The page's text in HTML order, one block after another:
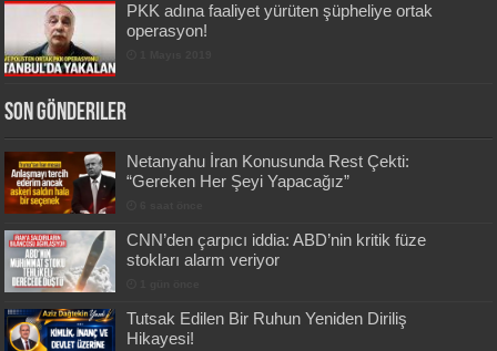
PKK adına faaliyet yürüten şüpheliye ortak
operasyon!
Son Gönderiler
Netanyahu İran Konusunda Rest Çekti:
“Gereken Her Şeyi Yapacağız”
CNN’den çarpıcı iddia: ABD’nin kritik füze
stokları alarm veriyor
Tutsak Edilen Bir Ruhun Yeniden Diriliş
Hikayesi!